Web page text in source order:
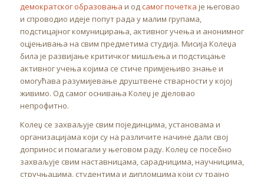
демократског образовања и одсамог почетка је његовао
и спроводио идеје попут рада у малим групама,
подстицајног комуницирања, активног учења и анонимног
оцјењивања на свим предметима студија. Мисија Колеџа
била је развијање критичког мишљења и подстицање
активног учења којима се стиче примјењиво знање и
омогућава разумијевање друштвене стварности у којој
живимо. Од самог оснивања Колеџ је дјеловао
непрофитно.
Колеџ се захваљује свим појединцима, установама и
организацијама који су на различите начине дали свој
допринос и помагали у његовом раду. Колеџ се посебно
захваљује свим наставницама, сарадницима, научницима,
стручњацима, студентима и дипломцима који су трајно